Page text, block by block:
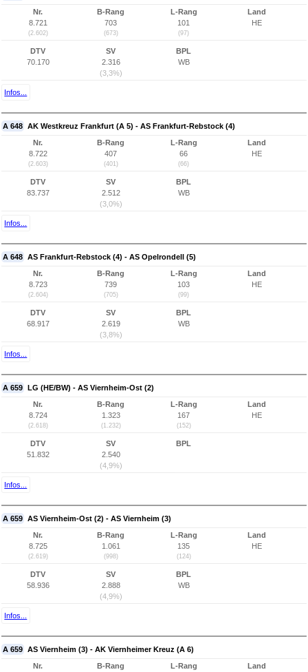
Nr.
8.721
(2.602)
B-Rang
703
(673)
L-Rang
101
(97)
Land
HE
DTV
70.170
SV
2.316
(3,3%)
BPL
WB
Infos...
A 648 AK Westkreuz Frankfurt (A 5) - AS Frankfurt-Rebstock (4)
Nr.
8.722
(2.603)
B-Rang
407
(401)
L-Rang
66
(66)
Land
HE
DTV
83.737
SV
2.512
(3,0%)
BPL
WB
Infos...
A 648 AS Frankfurt-Rebstock (4) - AS Opelrondell (5)
Nr.
8.723
(2.604)
B-Rang
739
(705)
L-Rang
103
(99)
Land
HE
DTV
68.917
SV
2.619
(3,8%)
BPL
WB
Infos...
A 659 LG (HE/BW) - AS Viernheim-Ost (2)
Nr.
8.724
(2.618)
B-Rang
1.323
(1.232)
L-Rang
167
(152)
Land
HE
DTV
51.832
SV
2.540
(4,9%)
BPL
Infos...
A 659 AS Viernheim-Ost (2) - AS Viernheim (3)
Nr.
8.725
(2.619)
B-Rang
1.061
(998)
L-Rang
135
(124)
Land
HE
DTV
58.936
SV
2.888
(4,9%)
BPL
WB
Infos...
A 659 AS Viernheim (3) - AK Viernheimer Kreuz (A 6)
Nr.
B-Rang
L-Rang
Land